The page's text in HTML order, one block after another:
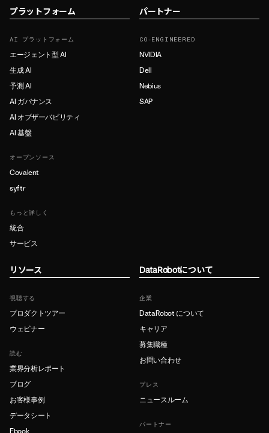
プラットフォーム
AI プラットフォーム
エージェント型 AI
生成 AI
予測 AI
AI ガバナンス
AI オブザーバビリティ
AI 基盤
オープンソース
Covalent
syftr
もっと詳しく
統合
サービス
パートナー
CO-ENGINEERED
NVIDIA
Dell
Nebius
SAP
リソース
視聴する
プロダクトツアー
ウェビナー
読む
業界分析レポート
ブログ
お客様事例
データシート
Ebook
DataRobotについて
企業
DataRobot について
キャリア
募集職種
お問い合わせ
プレス
ニュースルーム
パートナー